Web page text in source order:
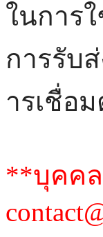
ในการ
การรับ
ารเชื่อ
**